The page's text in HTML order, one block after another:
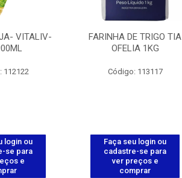
VITALIV-
112122
login ou
se para
e
FARINHA DE TRIGO TIA
OFELIA 1KG
Código: 113117
Faça seu login ou
cadastre-se para
ver preços e
comprar